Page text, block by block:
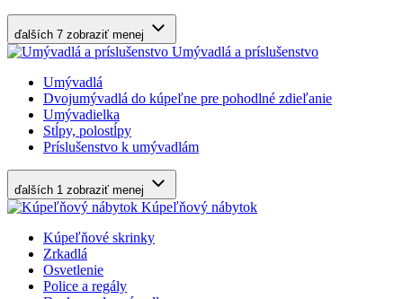
ďalších 7 zobraziť menej
Umývadlá a príslušenstvo
Umývadlá
Dvojumývadlá do kúpeľne pre pohodlné zdieľanie
Umývadielka
Stĺpy, polostĺpy
Príslušenstvo k umývadlám
ďalších 1 zobraziť menej
Kúpeľňový nábytok
Kúpeľňové skrinky
Zrkadlá
Osvetlenie
Police a regály